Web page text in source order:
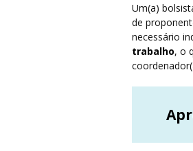
Um(a)
de
necessário
trabalho, o